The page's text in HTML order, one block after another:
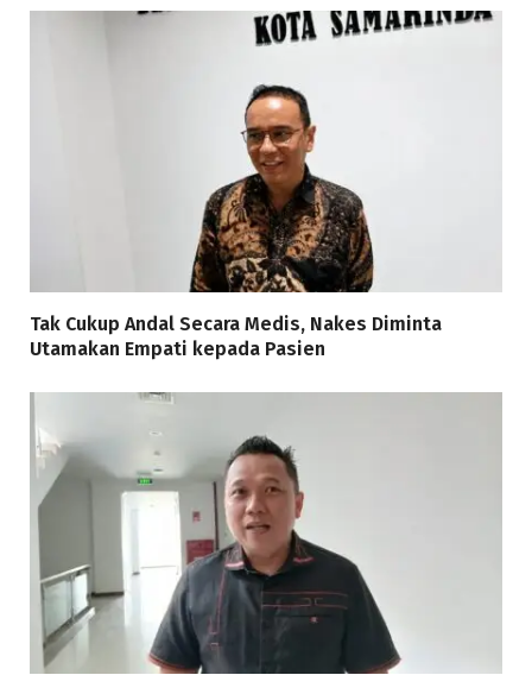
Tak Cukup Andal Secara Medis, Nakes Diminta
Utamakan Empati kepada Pasien